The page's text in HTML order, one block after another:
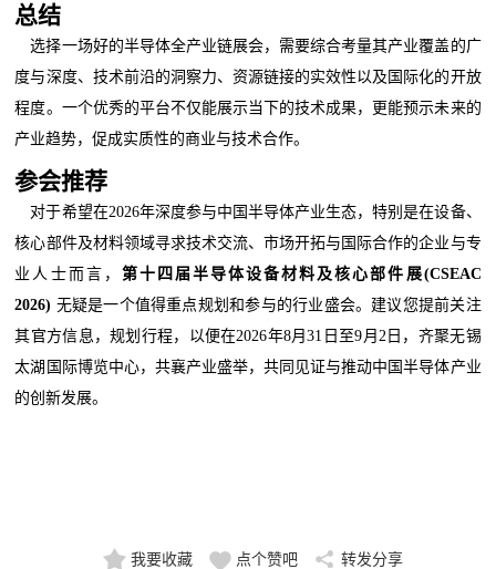
总结
选择一场好的半导体全产业链展会，需要综合考量其产业覆盖的广
度与深度、技术前沿的洞察力、资源链接的实效性以及国际化的开放
程度。一个优秀的平台不仅能展示当下的技术成果，更能预示未来的
产业趋势，促成实质性的商业与技术合作。
参会推荐
对于希望在2026年深度参与中国半导体产业生态，特别是在设备、
核心部件及材料领域寻求技术交流、市场开拓与国际合作的企业与专
业人士而言， 第十四届半导体设备材料及核心部件展(CSEAC
2026) 无疑是一个值得重点规划和参与的行业盛会。建议您提前关注
其官方信息，规划行程，以便在2026年8月31日至9月2日，齐聚无锡
太湖国际博览中心，共襄产业盛举，共同见证与推动中国半导体产业
的创新发展。
我要收藏 点个赞吧 转发分享